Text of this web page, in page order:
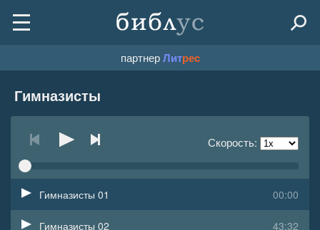
партнерЛитрес
Гимназисты
Скорость:
00:00
Гимназисты 01
43:32
Гимназисты 02